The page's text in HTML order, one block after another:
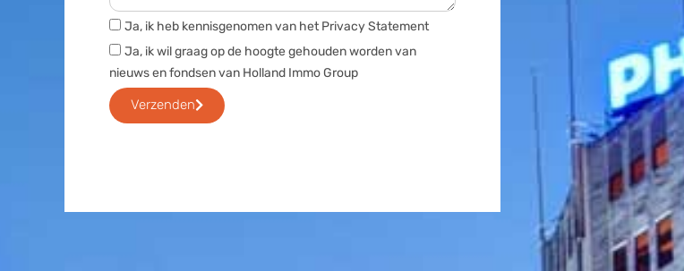
Ja, ik heb kennisgenomen van het Privacy Statement
Ja, ik wil graag op de hoogte gehouden worden van
nieuws en fondsen van Holland Immo Group
Verzenden